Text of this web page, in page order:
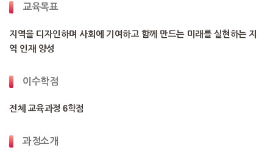
교육목표
지역을 디자인하며 사회에 기여하고 함께 만드는 미래를 실현하는 지
역 인재 양성
이수학점
전체 교육과정 6학점
과정소개